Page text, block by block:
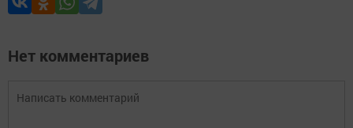
Нет комментариев